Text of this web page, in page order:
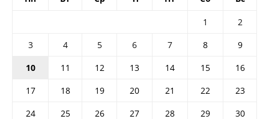
1
2
3
4 5 6 7 8
9
10
11 12 13 14 15
16
17
18 19 20 21 22
23
24
25 26 27 28 29
30